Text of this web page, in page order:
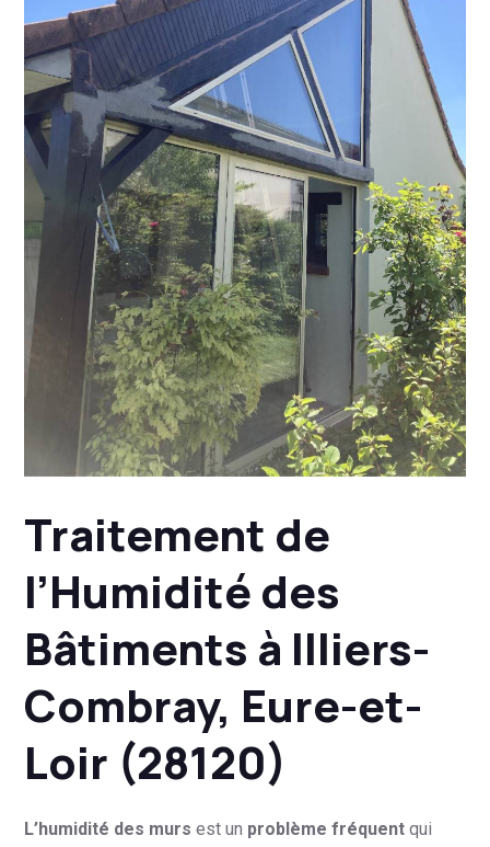
Traitement de
l’Humidité des
Bâtiments à Illiers-
Combray, Eure-et-
Loir (28120)
L’humidité des murs est un problème fréquent qui